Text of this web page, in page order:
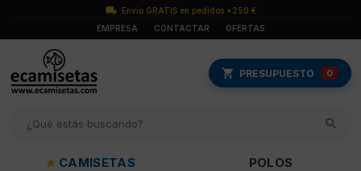
Envío GRATIS en pedidos +250 €
EMPRESA
CONTACTAR OFERTAS
PRESUPUESTO 0
CAMISETAS POLOS